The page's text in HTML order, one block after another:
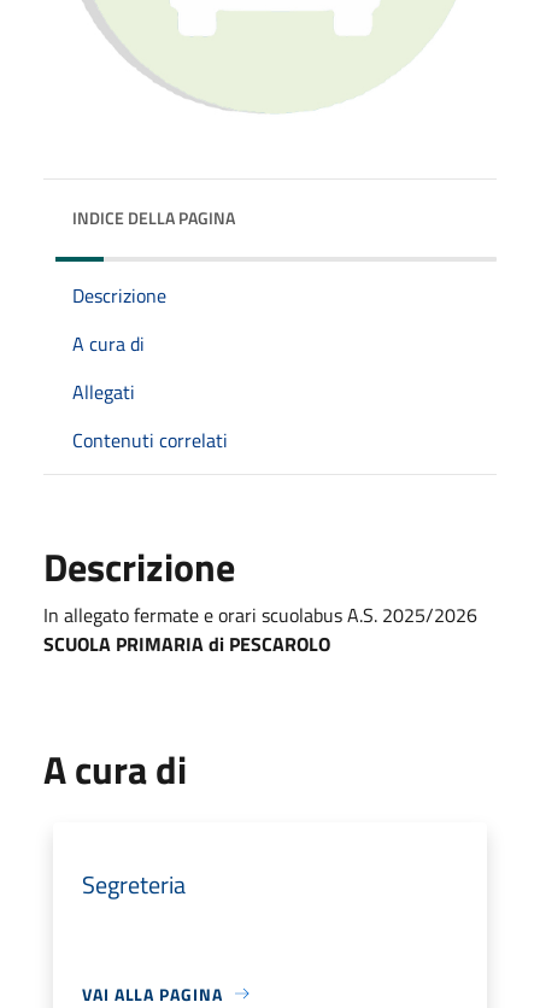
INDICE DELLA PAGINA
Descrizione
A cura di
Allegati
Contenuti correlati
Descrizione
In allegato fermate e orari scuolabus A.S. 2025/2026
SCUOLA PRIMARIA di PESCAROLO
A cura di
Segreteria
VAI ALLA PAGINA